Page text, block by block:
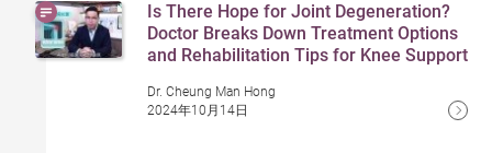
Is There Hope for Joint Degeneration?
Doctor Breaks Down Treatment Options
and Rehabilitation Tips for Knee Support
Dr. Cheung Man Hong
2024年10月14日